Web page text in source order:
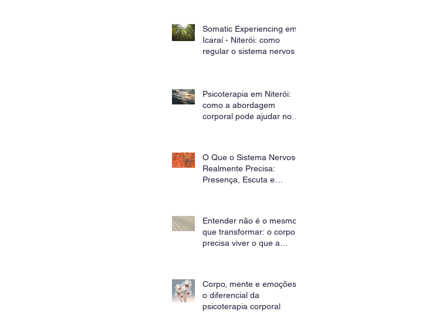
Somatic Experiencing em
Icaraí - Niterói: como
regular o sistema nervoso
Psicoterapia em Niterói:
como a abordagem
corporal pode ajudar no
O Que o Sistema Nervoso
Realmente Precisa:
Presença, Escuta e
Entender não é o mesmo
que transformar: o corpo
precisa viver o que a
Corpo, mente e emoções:
o diferencial da
psicoterapia corporal